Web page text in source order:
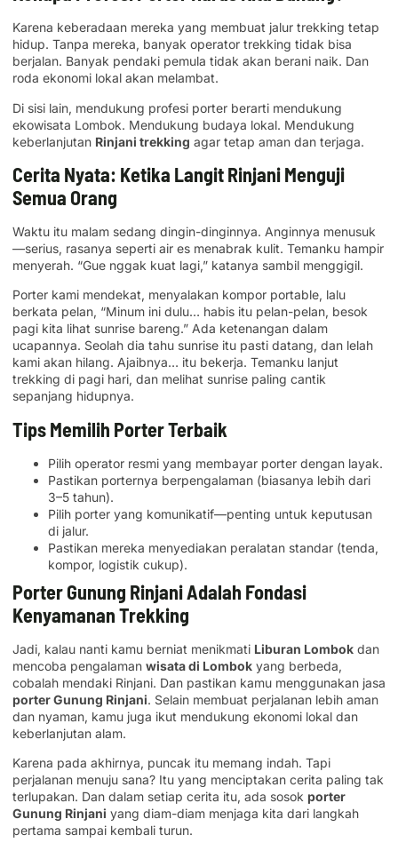
Karena keberadaan mereka yang membuat jalur trekking tetap
hidup. Tanpa mereka, banyak operator trekking tidak bisa
berjalan. Banyak pendaki pemula tidak akan berani naik. Dan
roda ekonomi lokal akan melambat.
Di sisi lain, mendukung profesi porter berarti mendukung
ekowisata Lombok. Mendukung budaya lokal. Mendukung
keberlanjutan Rinjani trekking agar tetap aman dan terjaga.
Cerita Nyata: Ketika Langit Rinjani Menguji
Semua Orang
Waktu itu malam sedang dingin-dinginnya. Anginnya menusuk
—serius, rasanya seperti air es menabrak kulit. Temanku hampir
menyerah. “Gue nggak kuat lagi,” katanya sambil menggigil.
Porter kami mendekat, menyalakan kompor portable, lalu
berkata pelan, “Minum ini dulu… habis itu pelan-pelan, besok
pagi kita lihat sunrise bareng.” Ada ketenangan dalam
ucapannya. Seolah dia tahu sunrise itu pasti datang, dan lelah
kami akan hilang. Ajaibnya… itu bekerja. Temanku lanjut
trekking di pagi hari, dan melihat sunrise paling cantik
sepanjang hidupnya.
Tips Memilih Porter Terbaik
Pilih operator resmi yang membayar porter dengan layak.
Pastikan porternya berpengalaman (biasanya lebih dari
3–5 tahun).
Pilih porter yang komunikatif—penting untuk keputusan
di jalur.
Pastikan mereka menyediakan peralatan standar (tenda,
kompor, logistik cukup).
Porter Gunung Rinjani Adalah Fondasi
Kenyamanan Trekking
Jadi, kalau nanti kamu berniat menikmati Liburan Lombok dan
mencoba pengalaman wisata di Lombok yang berbeda,
cobalah mendaki Rinjani. Dan pastikan kamu menggunakan jasa
porter Gunung Rinjani. Selain membuat perjalanan lebih aman
dan nyaman, kamu juga ikut mendukung ekonomi lokal dan
keberlanjutan alam.
Karena pada akhirnya, puncak itu memang indah. Tapi
perjalanan menuju sana? Itu yang menciptakan cerita paling tak
terlupakan. Dan dalam setiap cerita itu, ada sosok porter
Gunung Rinjani yang diam-diam menjaga kita dari langkah
pertama sampai kembali turun.